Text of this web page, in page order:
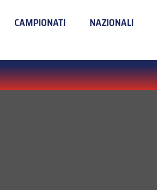
CAMPIONATI NAZIONALI